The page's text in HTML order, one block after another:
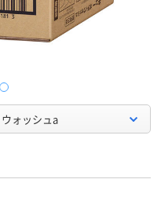
ウォッシュa